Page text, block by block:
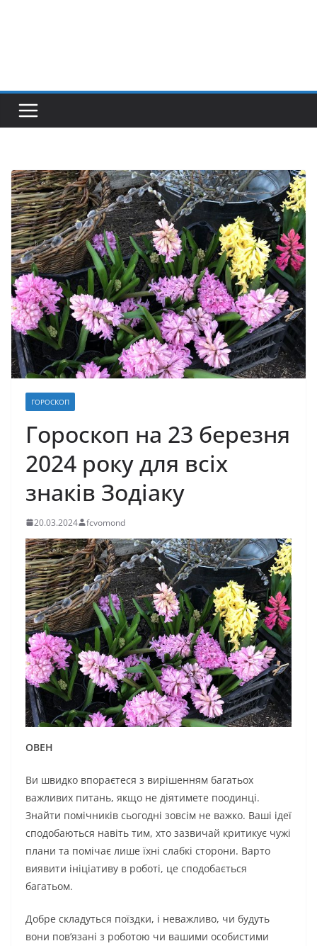
ГОРОСКОП
Гороскоп на 23 березня
2024 року для всіх
знаків Зодіаку
20.03.2024 fcvomond
ОВЕН
Ви швидко впораєтеся з вирішенням багатьох
важливих питань, якщо не діятимете поодинці.
Знайти помічників сьогодні зовсім не важко. Ваші ідеї
сподобаються навіть тим, хто зазвичай критикує чужі
плани та помічає лише їхні слабкі сторони. Варто
виявити ініціативу в роботі, це сподобається
багатьом.
Добре складуться поїздки, і неважливо, чи будуть
вони пов’язані з роботою чи вашими особистими